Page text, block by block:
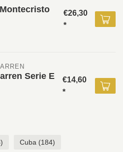
€26,30
*
Serie E
€14,60
*
Cuba (184)